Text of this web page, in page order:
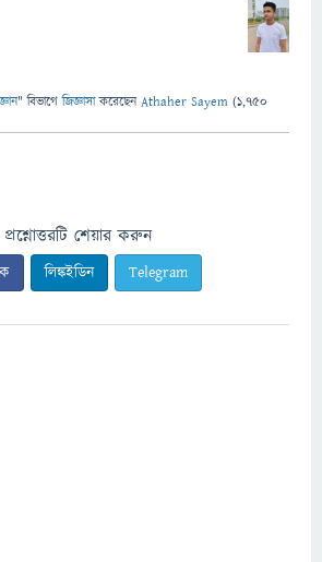
" বিভাগে জিজ্ঞাসাকরেছেনAthaher Sayem (1,750
প্রশ্নোত্তরটি শেয়ার করুন
লিঙ্কইডিন Telegram